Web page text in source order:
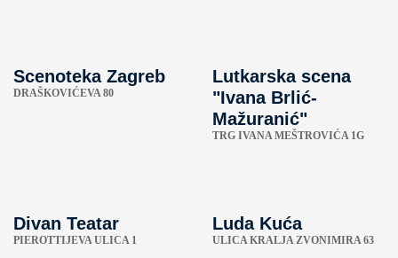
Scenoteka Zagreb
DRAŠKOVIĆEVA 80
Lutkarska scena
"Ivana Brlić-
Mažuranić"
TRG IVANA MEŠTROVIĆA 1G
Divan Teatar
PIEROTTIJEVA ULICA 1
Luda Kuća
ULICA KRALJA ZVONIMIRA 63